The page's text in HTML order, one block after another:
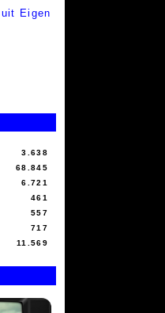
Eigen
3.638
68.845
6.721
461
557
717
11.569